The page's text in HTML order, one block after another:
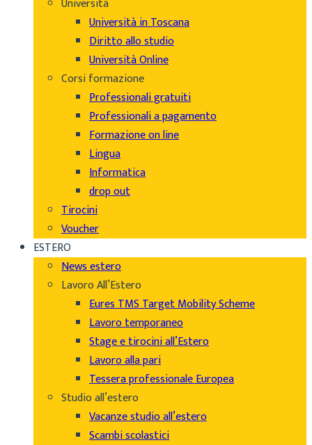
Università in Toscana
Diritto allo studio
Università Online
Corsi formazione
Professionali gratuiti
Professionali a pagamento
Formazione on line
Lingua
Informatica
drop out
Tirocini
Voucher
ESTERO
News estero
Lavoro All’Estero
Eures TMS Target Mobility Scheme
Lavoro temporaneo
Stage e tirocini all’Estero
Lavoro alla pari
Tessera professionale Europea
Studio all’estero
Vacanze studio all’estero
Scambi scolastici